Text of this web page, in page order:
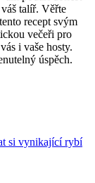
talíř. Věřte
recept svým
večeři pro
i vaše hosty.
úspěch.
si vynikající rybí